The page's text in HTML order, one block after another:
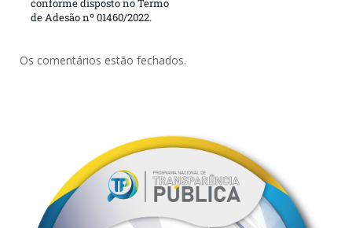
conforme disposto no Termo
de Adesão nº 01460/2022.
Os comentários estão fechados.